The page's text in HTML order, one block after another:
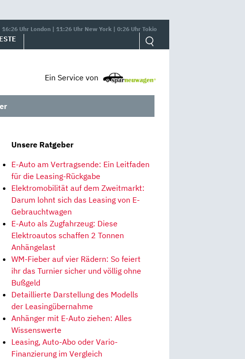
Uhr London | 11:26 Uhr New York | 0:26 Uhr Tokio
Ein Service von
Unsere Ratgeber
E-Auto am Vertragsende: Ein Leitfaden
für die Leasing-Rückgabe
Elektromobilität auf dem Zweitmarkt:
Darum lohnt sich das Leasing von E-
Gebrauchtwagen
E-Auto als Zugfahrzeug: Diese
Elektroautos schaffen 2 Tonnen
Anhängelast
WM-Fieber auf vier Rädern: So feiert
ihr das Turnier sicher und völlig ohne
Bußgeld
Detaillierte Darstellung des Modells
der Leasingübernahme
Anhänger mit E-Auto ziehen: Alles
Wissenswerte
Leasing, Auto-Abo oder Vario-
Finanzierung im Vergleich